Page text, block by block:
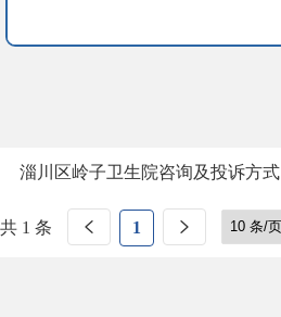
淄川区岭子卫生院咨询及投诉方式
共 1 条 1